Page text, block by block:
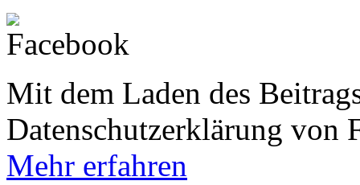
Mit dem Laden des
Datenschutzerklärung von
Mehr erfahren